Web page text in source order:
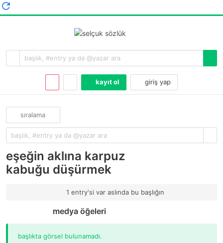
kayıt ol giriş yap
sıralama
eşeğin aklına karpuz
kabuğu düşürmek
1 entry'si var aslında bu başlığın
medya öğeleri
başlıkta görsel bulunamadı.